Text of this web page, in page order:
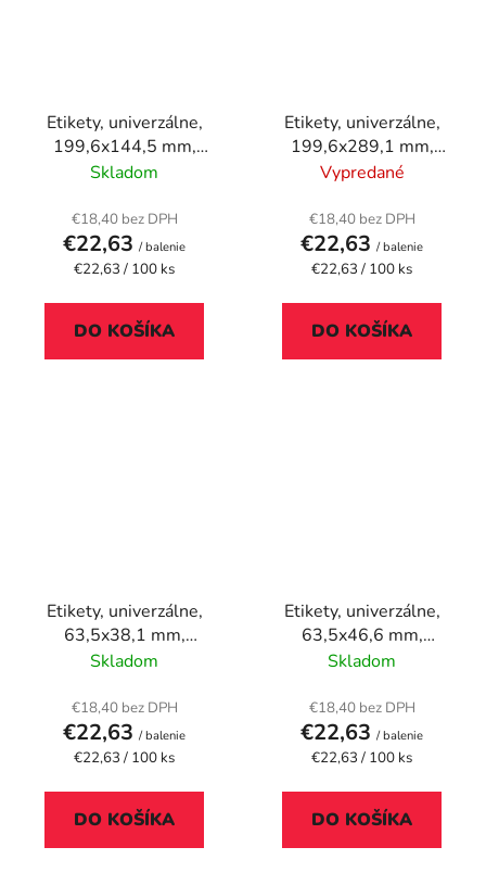
Etikety, univerzálne,
199,6x144,5 mm,
zaoblené rohy, APLI,
Skladom
€18,40 bez DPH
€22,63 / balenie
Jednotková
€22,63 / 100 ks
DO KOŠÍKA
Etikety, univerzálne,
199,6x289,1 mm,
zaoblené rohy, APLI,
Vypredané
€18,40 bez DPH
€22,63 / balenie
Jednotková
€22,63 / 100 ks
DO KOŠÍKA
Etikety, univerzálne,
63,5x38,1 mm,
zaoblené rohy, APLI,
Skladom
€18,40 bez DPH
€22,63 / balenie
Jednotková
€22,63 / 100 ks
DO KOŠÍKA
Etikety, univerzálne,
63,5x46,6 mm,
zaoblené rohy, APLI,
Skladom
€18,40 bez DPH
€22,63 / balenie
Jednotková
€22,63 / 100 ks
DO KOŠÍKA